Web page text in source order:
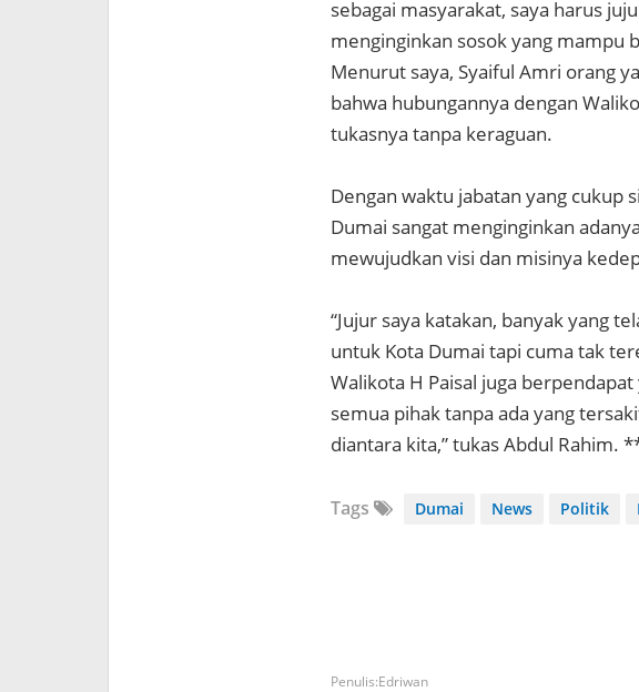
sebagai masyarakat, saya harus
menginginkan sosok yang mampu
Menurut saya, Syaiful Amri orang
bahwa hubungannya dengan
tukasnya tanpa keraguan.
Dengan waktu jabatan yang cukup
Dumai sangat menginginkan
mewujudkan visi dan misinya
“Jujur saya katakan, banyak yang
untuk Kota Dumai tapi cuma tak
Walikota H Paisal juga
semua pihak tanpa ada yang
diantara kita,” tukas Abdul Rahim.
Tags Dumai News Politik
Edriwan